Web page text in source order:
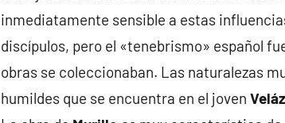
inmediatamente sensible a estas
discípulos, pero el «tenebrismo» español
obras se coleccionaban. Las naturalezas
humildes que se encuentra en el joven